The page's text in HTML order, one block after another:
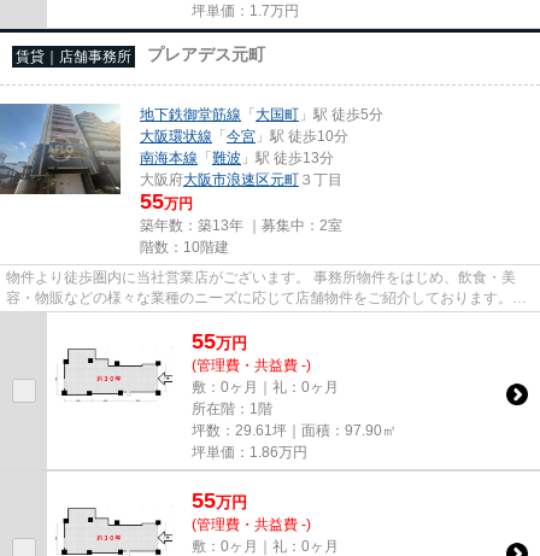
坪単価： 1.7万円
賃貸｜店舗事務所 プレアデス元町
地下鉄御堂筋線 「大国町 」駅 徒歩5分
大阪環状線 「今宮 」駅 徒歩10分
南海本線 「難波 」駅 徒歩13分
大阪府大阪市浪速区元町 ３丁目
55万円
築年数：築13年 ｜募集中： 2室
階数：10階建
物件より徒歩圏内に当社営業店がございます。 事務所物件をはじめ、飲食・美
容・物販などの様々な業種のニーズに応じて店舗物件をご紹介しております。
尚、弊社ではおとり広告は一切...
55万円
(管理費・共益費 -)
敷：0ヶ月｜礼：0ヶ月
所在階：1階
坪数：29.61坪｜面積：97.90㎡
坪単価： 1.86万円
55万円
(管理費・共益費 -)
敷：0ヶ月｜礼：0ヶ月